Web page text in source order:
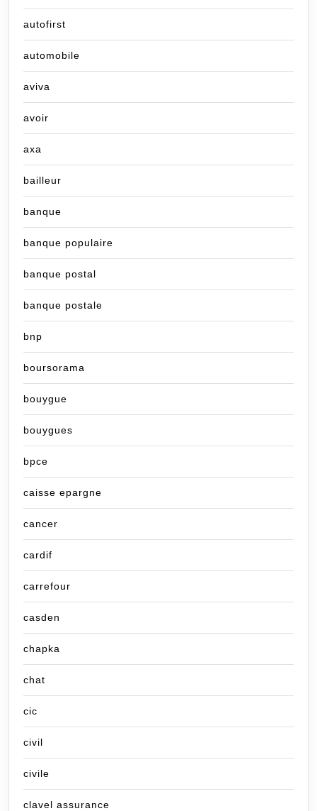
autofirst
automobile
aviva
avoir
axa
bailleur
banque
banque populaire
banque postal
banque postale
bnp
boursorama
bouygue
bouygues
bpce
caisse epargne
cancer
cardif
carrefour
casden
chapka
chat
cic
civil
civile
clavel assurance